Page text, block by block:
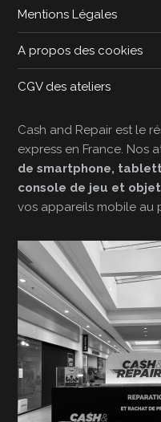
Mentions Légales
A propos des cookies
CGV des ateliers
Cash and Repair est le
express en France. Nos
de smartphone,
console de jeu et
vos appareils mobile au